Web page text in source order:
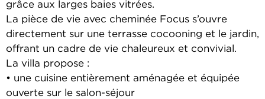
grâce aux larges baies vitrées.
La pièce de vie avec cheminée Focus s’ouvre
directement sur une terrasse cocooning et le jardin,
offrant un cadre de vie chaleureux et convivial.
La villa propose :
• une cuisine entièrement aménagée et équipée
ouverte sur le salon-séjour